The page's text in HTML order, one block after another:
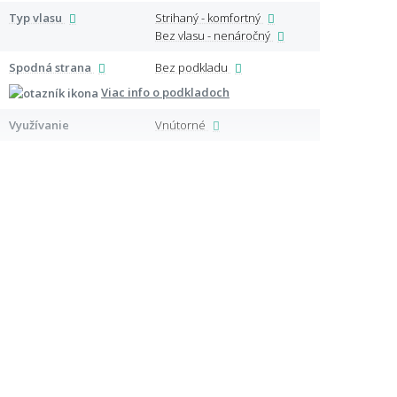
Typ vlasu
Strihaný - komfortný
Bez vlasu - nenáročný
Spodná strana
Bez podkladu
Viac info o podkladoch
Využívanie Vnútorné